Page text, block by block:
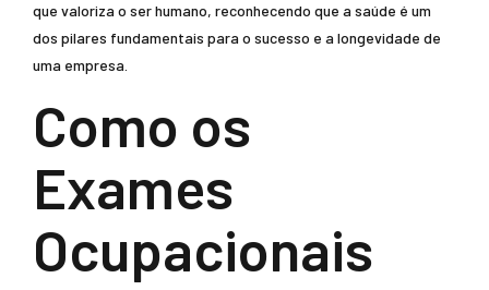
que valoriza o ser humano, reconhecendo que a saúde é um
dos pilares fundamentais para o sucesso e a longevidade de
uma empresa.
Como os
Exames
Ocupacionais